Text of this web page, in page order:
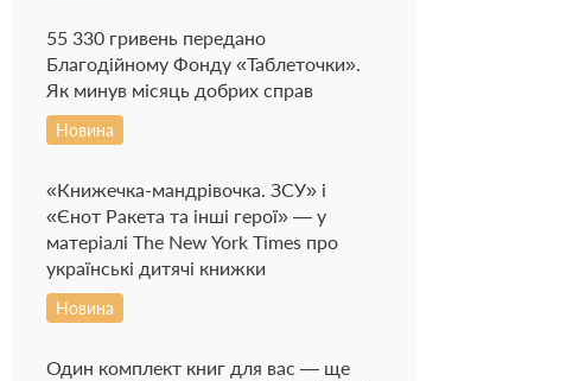
55 330 гривень передано
Благодійному Фонду «Таблеточки».
Як минув місяць добрих справ
Новина
«Книжечка-мандрівочка. ЗСУ» і
«Єнот Ракета та інші герої» — у
матеріалі The New York Times про
українські дитячі книжки
Новина
Один комплект книг для вас — ще